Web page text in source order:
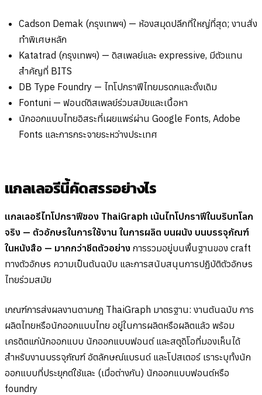
Cadson Demak (กรุงเทพฯ) — ห้องสมุดปลีกที่ใหญ่ที่สุด; งานสั่ง
ทำพิเศษหลัก
Katatrad (กรุงเทพฯ) — ดิสเพลย์และ expressive, มีตัวแทน
สำคัญที่ BITS
DB Type Foundry — ไทโปกราฟีไทยมรดกและดั้งเดิม
Fontuni — ฟอนต์ดิสเพลย์ร่วมสมัยและเนื้อหา
นักออกแบบไทยอิสระที่เผยแพร่ผ่าน Google Fonts, Adobe
Fonts และการกระจายระหว่างประเทศ
แกลเลอรีนี้คัดสรรอย่างไร
แกลเลอรีไทโปกราฟีของ ThaiGraph เน้นไทโปกราฟีในบริบทโลก
จริง — ตัวอักษรในการใช้งาน ในการผลิต บนผนัง บนบรรจุภัณฑ์
ในหนังสือ — มากกว่าชีตตัวอย่าง การรวมอยู่บนพื้นฐานของ craft
ทางตัวอักษร ความเป็นต้นฉบับ และการสนับสนุนการปฏิบัติตัวอักษร
ไทยร่วมสมัย
เกณฑ์การส่งผลงานตามกฎ ThaiGraph มาตรฐาน: งานต้นฉบับ การ
ผลิตไทยหรือนักออกแบบไทย อยู่ในการผลิตหรือผลิตแล้ว พร้อม
เครดิตแก่นักออกแบบ นักออกแบบฟอนต์ และสตูดิโอที่มองเห็นได้
สำหรับงานบรรจุภัณฑ์ อัตลักษณ์แบรนด์ และโปสเตอร์ เราระบุทั้งนัก
ออกแบบที่ประยุกต์ใช้และ (เมื่อต่างกัน) นักออกแบบฟอนต์หรือ
foundry